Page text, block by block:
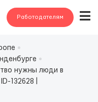
Работодателям
нужны люди в
132628 |